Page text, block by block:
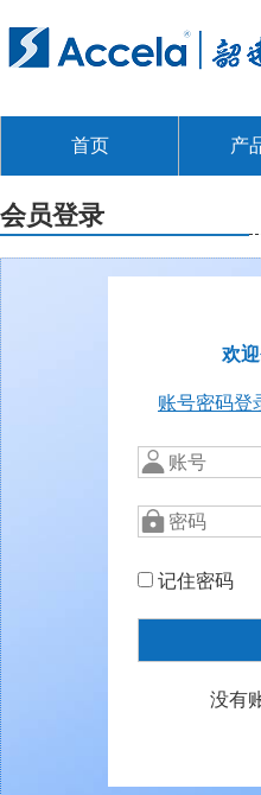
首页 产
会员登录
欢
账号密码登
记住密码
没有